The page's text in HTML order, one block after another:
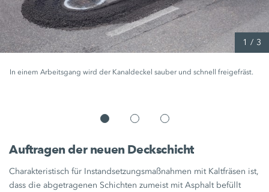
In einem Arbeitsgang wird der Kanaldeckel sauber und schnell freigefräst.
1 / 3
Auftragen der neuen Deckschicht
Charakteristisch für Instandsetzungsmaßnahmen mit Kaltfräsen ist,
dass die abgetragenen Schichten zumeist mit Asphalt befüllt